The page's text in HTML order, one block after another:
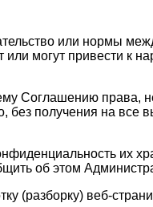
или нормы
или могут привести к
Соглашению права,
без получения на все
их
об этом
(разборку) веб-